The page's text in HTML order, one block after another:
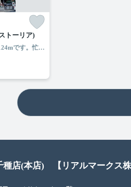
トーリア)
名古屋東片端郵便局まで124mです。忙しい朝でも鏡を見ながらサッと身支度を整えることができる独立洗面台があります。共用部には敷地内ごみ置き場・エレベータなどが揃っており、とても充実しています。ぜひご覧いただきたい賃貸物件です。名古屋市東区エリアと名古屋市営桜通線高岳付近のお部屋探しなら当社へ。あなたからのお問い合せをスタッフ一同お待ちしております。
種店(本店) 【リアルマークス